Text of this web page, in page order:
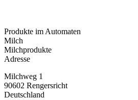
Produkte im Automaten
Milch
Milchprodukte
Adresse
Milchweg 1
90602 Rengersricht
Deutschland